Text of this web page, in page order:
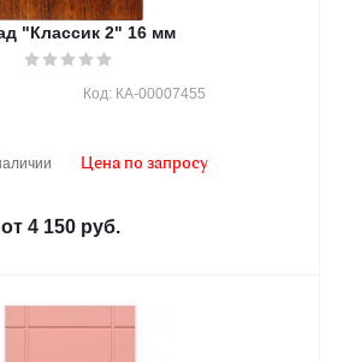
"Классик 2" 16 мм
Код: КА-00007455
Цена по запросу
от 4 150 руб.